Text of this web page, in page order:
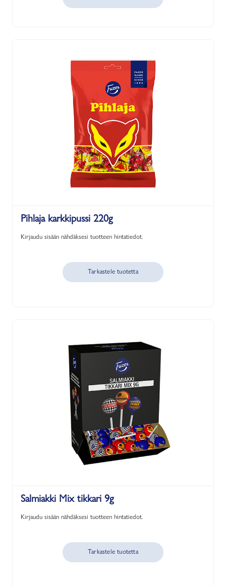
Pihlaja karkkipussi 220g
Kirjaudu sisään nähdäksesi tuotteen hintatiedot.
Tarkastele tuotetta
Salmiakki Mix tikkari 9g
Kirjaudu sisään nähdäksesi tuotteen hintatiedot.
Tarkastele tuotetta